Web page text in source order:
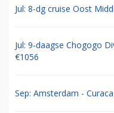
Jul: 8-dg cruise Oost
Jul: 9-daagse Chogogo
€1056
Sep: Amsterdam -